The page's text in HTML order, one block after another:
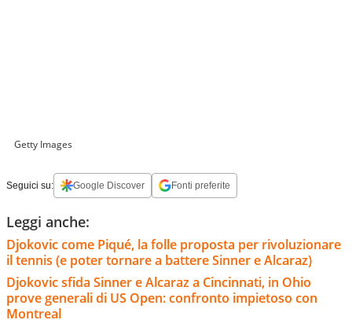
Getty Images
Seguici su: Google Discover Fonti preferite
Leggi anche:
Djokovic come Piqué, la folle proposta per rivoluzionare
il tennis (e poter tornare a battere Sinner e Alcaraz)
Djokovic sfida Sinner e Alcaraz a Cincinnati, in Ohio
prove generali di US Open: confronto impietoso con
Montreal